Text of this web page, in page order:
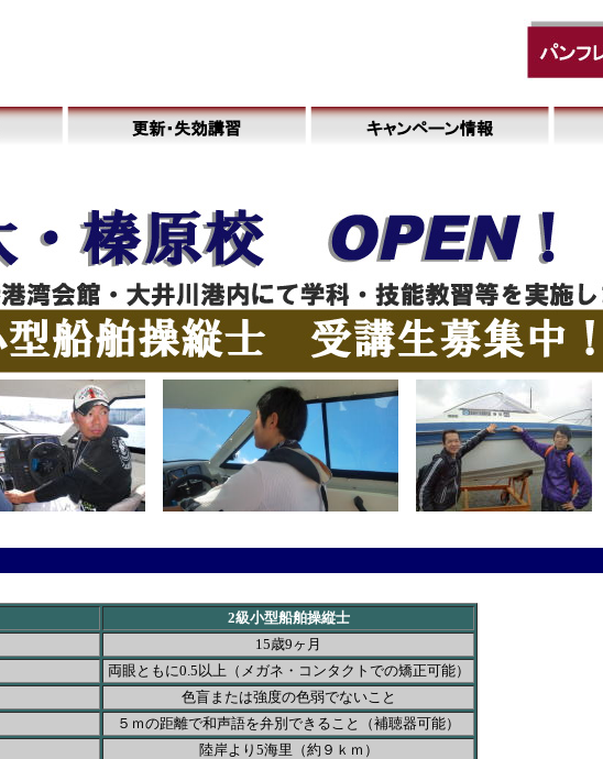
2級小型船舶操縦士
15歳9ヶ月
両眼ともに0.5以上（メガネ・コンタクトでの矯正可能）
色盲または強度の色弱でないこと
５ｍの距離で和声語を弁別できること（補聴器可能）
陸岸より5海里（約９ｋｍ）